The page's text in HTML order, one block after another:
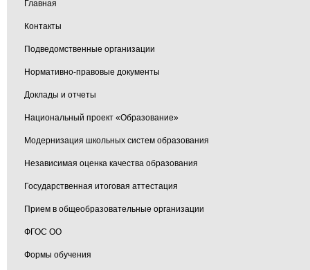
Главная
Контакты
Подведомственные организации
Нормативно-правовые документы
Доклады и отчеты
Национальный проект «Образование»
Модернизация школьных систем образования
Независимая оценка качества образования
Государственная итоговая аттестация
Прием в общеобразовательные организации
ФГОС ОО
Формы обучения